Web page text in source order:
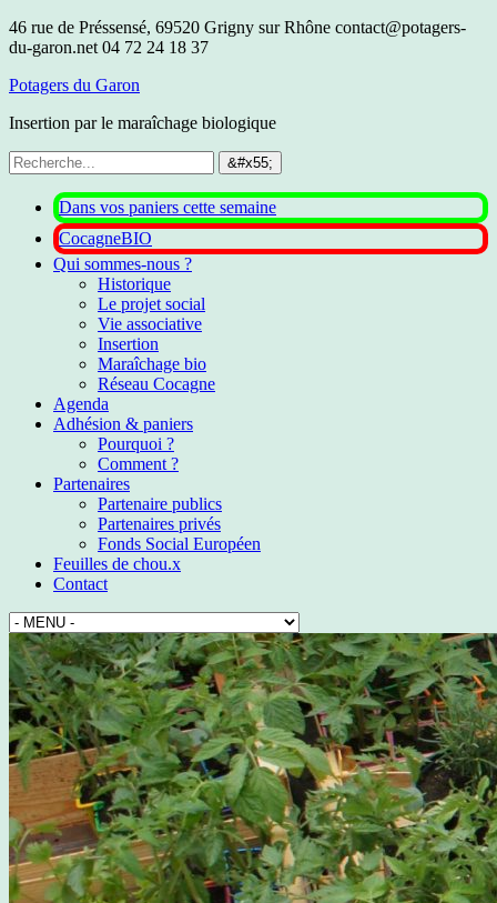
46 rue de Préssensé, 69520 Grigny sur Rhône contact@potagers-
du-garon.net 04 72 24 18 37
Potagers du Garon
Insertion par le maraîchage biologique
Dans vos paniers cette semaine
CocagneBIO
Qui sommes-nous ?
Historique
Le projet social
Vie associative
Insertion
Maraîchage bio
Réseau Cocagne
Agenda
Adhésion & paniers
Pourquoi ?
Comment ?
Partenaires
Partenaire publics
Partenaires privés
Fonds Social Européen
Feuilles de chou.x
Contact